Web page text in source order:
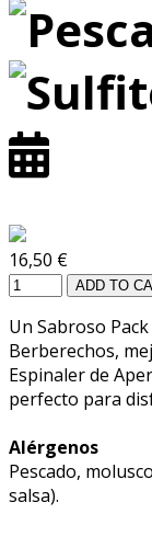
16,50 €
ADD TO
Un Sabroso
Berberechos,
Espinaler de
perfecto para
Alérgenos
Pescado,
salsa).